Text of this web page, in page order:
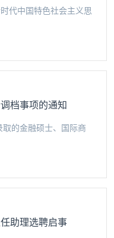
代中国特色社会主义思
档事项的通知
的金融硕士、国际商
助理选聘启事